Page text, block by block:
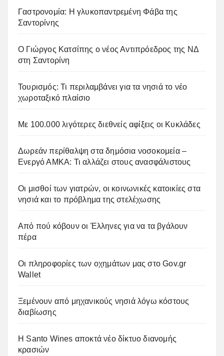
Γαστρονομία: Η γλυκοπαντρεμένη Φάβα της
Σαντορίνης
Ο Γιώργος Κατσίπης ο νέος Αντιπρόεδρος της ΝΔ
στη Σαντορίνη
Τουρισμός: Τι περιλαμβάνει για τα νησιά το νέο
χωροταξικό πλαίσιο
Με 100.000 λιγότερες διεθνείς αφίξεις οι Κυκλάδες
Δωρεάν περίθαλψη στα δημόσια νοσοκομεία –
Ενεργό ΑΜΚΑ: Τι αλλάζει στους ανασφάλιστους
Οι μισθοί των γιατρών, οι κοινωνικές κατοικίες στα
νησιά και το πρόβλημα της στελέχωσης
Από πού κόβουν οι Έλληνες για να τα βγάλουν
πέρα
Οι πληροφορίες των οχημάτων μας στο Gov.gr
Wallet
Ξεμένουν από μηχανικούς νησιά λόγω κόστους
διαβίωσης
Η Santo Wines αποκτά νέο δίκτυο διανομής
κρασιών